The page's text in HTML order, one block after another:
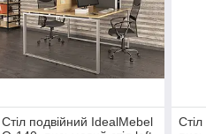
Стіл подвійний IdealMebel